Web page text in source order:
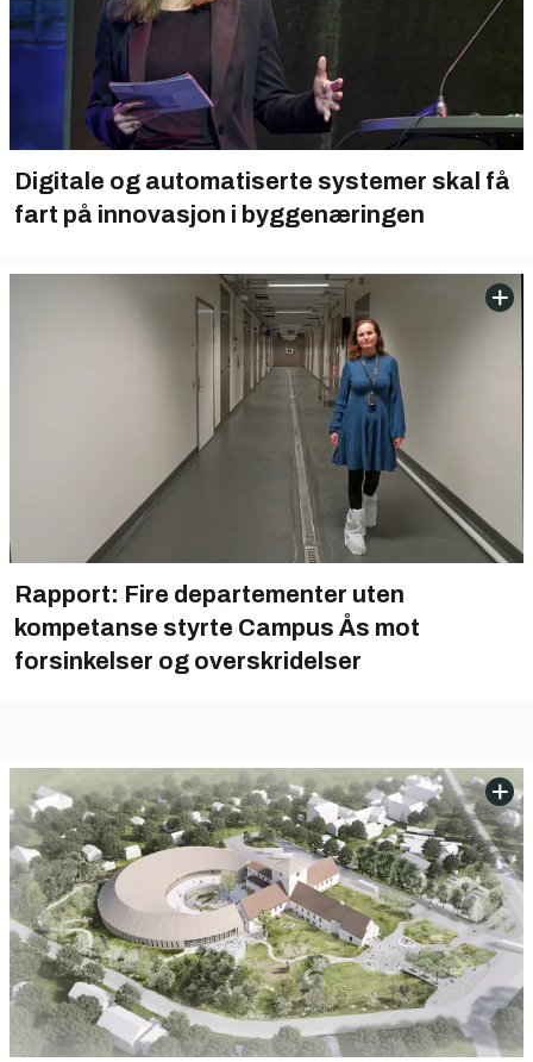
Digitale og automatiserte systemer skal få
fart på innovasjon i byggenæringen
Rapport: Fire departementer uten
kompetanse styrte Campus Ås mot
forsinkelser og overskridelser